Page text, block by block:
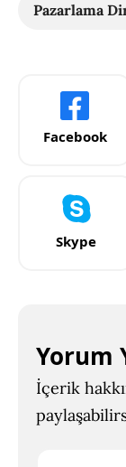
Pazarlama
Facebook
Skype
Yorum
İçerik